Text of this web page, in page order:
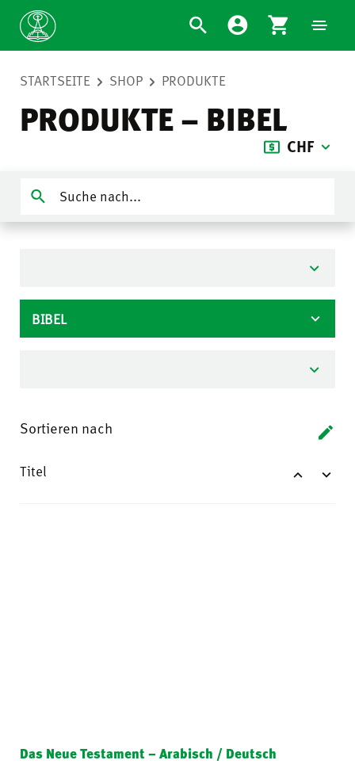
STARTSEITE SHOP PRODUKTE
PRODUKTE – BIBEL
CHF
BIBEL
Sortieren nach
Titel
Das Neue Testament – Arabisch / Deutsch